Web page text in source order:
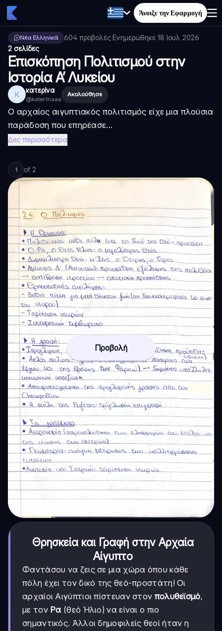
Άνοιξε την Εφαρμογή
Νέα Ελληνικά 604 προβολές·Ενημερώθηκε 18 Ιουλ 2026·
2 σελίδες
Επισκόπηση Πολιτισμού στην
Ιστορία Α’ Λυκείου
Κ κατερίνα
@kater1naaa
Ακολούθησε
Ο αρχαίος αιγυπτιακός πολιτισμός είχε μια πλούσια
παράδοση που επηρέασε...
Δες περισσότερα
1 of 2
Προβολή
Θρησκεία και Γραφή στην Αρχαία
Αίγυπτο
Φαντάσου να ζεις σε μια χώρα όπου κάθε
πόλη έχει τον δικό της θεό-προστάτη! Οι
αρχαίοι Αιγύπτιοι πίστευαν στον πολυθεϊσμό,
με τον Ρα (θεό Ήλιο) να είναι ο πιο
σημαντικός. Άλλοι δημοφιλείς θεοί ήταν η